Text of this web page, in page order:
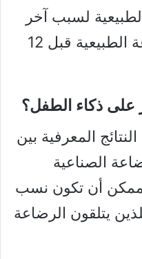
لسبب آخر
أو التوقف عن الرضاعة الطبيعية قبل 12
على ذكاء الطفل؟
المعرفية بين
الصناعية
أن تكون نسب
يتلقون الرضاعة